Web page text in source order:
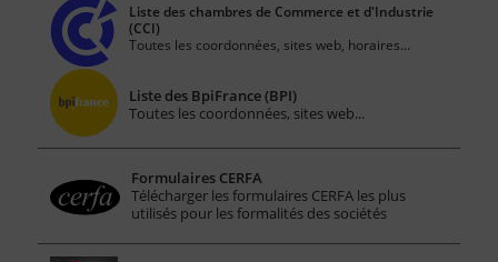
Liste des chambres de Commerce et d'Industrie
(CCI)
Toutes les coordonnées, sites web, horaires...
Liste des BpiFrance (BPI)
Toutes les coordonnées, sites web...
Formulaires CERFA
Télécharger les formulaires CERFA les plus
utilisés pour les formalités des sociétés